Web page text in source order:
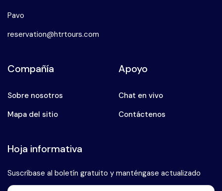
Pavo
reservation@htrtours.com
Compañía
Sobre nosotros
Mapa del sitio
Apoyo
Chat en vivo
Contáctenos
Hoja informativa
Suscríbase al boletín gratuito y manténgase actualizado